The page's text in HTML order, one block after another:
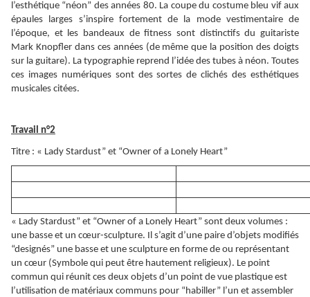
l’esthétique “néon” des années 80. La coupe du costume bleu vif aux
épaules larges s’inspire fortement de la mode vestimentaire de
l’époque, et les bandeaux de fitness sont distinctifs du guitariste
Mark Knopfler dans ces années (de même que la position des doigts
sur la guitare). La typographie reprend l’idée des tubes à néon. Toutes
ces images numériques sont des sortes de clichés des esthétiques
musicales citées.
Travail n°2
Titre : « Lady Stardust” et “Owner of a Lonely Heart”
« Lady Stardust” et “Owner of a Lonely Heart” sont deux volumes :
une basse et un cœur-sculpture. Il s’agit d’une paire d’objets modifiés
“designés” une basse et une sculpture en forme de ou représentant
un cœur (Symbole qui peut être hautement religieux). Le point
commun qui réunit ces deux objets d’un point de vue plastique est
l’utilisation de matériaux communs pour “habiller” l’un et assembler